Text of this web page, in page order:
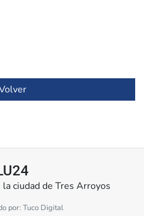
ciudad de Tres Arroyos
por: Tuco Digital